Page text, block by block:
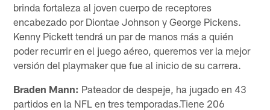
brinda fortaleza al joven cuerpo de receptores
encabezado por Diontae Johnson y George Pickens.
Kenny Pickett tendrá un par de manos más a quién
poder recurrir en el juego aéreo, queremos ver la mejor
versión del playmaker que fue al inicio de su carrera.
Braden Mann: Pateador de despeje, ha jugado en 43
partidos en la NFL en tres temporadas.Tiene 206